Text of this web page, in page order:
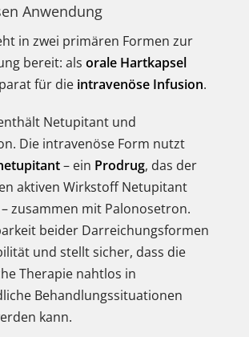
Anwendung
in zwei primären Formen zur
bereit: als orale Hartkapsel
für die intravenöse Infusion.
Netupitant und
Die intravenöse Form nutzt
– ein Prodrug, das der
aktiven Wirkstoff Netupitant
zusammen mit Palonosetron.
beider Darreichungsformen
und stellt sicher, dass die
Therapie nahtlos in
Behandlungssituationen
kann.